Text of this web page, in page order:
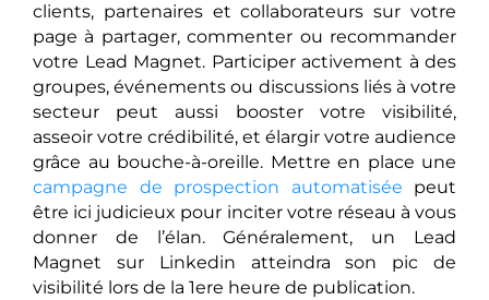
clients, partenaires et collaborateurs sur votre
page à partager, commenter ou recommander
votre Lead Magnet. Participer activement à des
groupes, événements ou discussions liés à votre
secteur peut aussi booster votre visibilité,
asseoir votre crédibilité, et élargir votre audience
grâce au bouche-à-oreille. Mettre en place une
campagne de prospection automatisée peut
être ici judicieux pour inciter votre réseau à vous
donner de l’élan. Généralement, un Lead
Magnet sur Linkedin atteindra son pic de
visibilité lors de la 1ere heure de publication.